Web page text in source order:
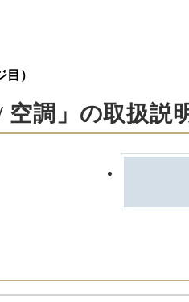
）
空調」の取扱説